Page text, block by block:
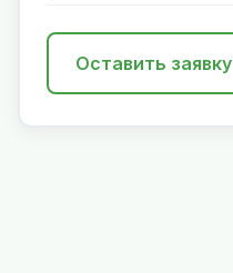
Оставить заявку